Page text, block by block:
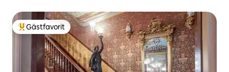
Populär gästfavorit
Gästfavorit